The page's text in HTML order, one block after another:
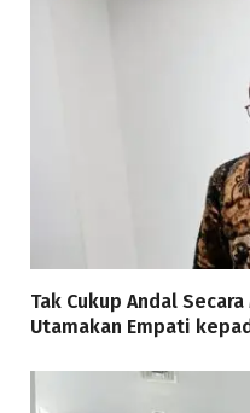
Tak Cukup Andal
Utamakan Empati